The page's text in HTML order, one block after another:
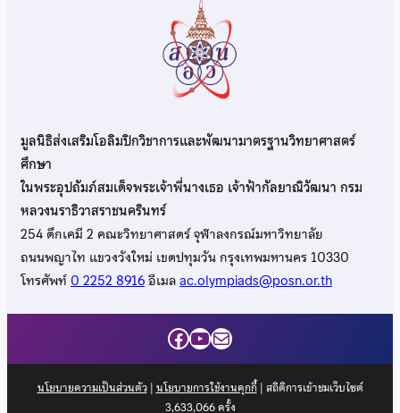
มูลนิธิส่งเสริมโอลิมปิกวิชาการและพัฒนามาตรฐานวิทยาศาสตร์
ศึกษา
ในพระอุปถัมภ์สมเด็จพระเจ้าพี่นางเธอ เจ้าฟ้ากัลยาณิวัฒนา กรม
หลวงนราธิวาสราชนครินทร์
254 ตึกเคมี 2 คณะวิทยาศาสตร์ จุฬาลงกรณ์มหาวิทยาลัย
ถนนพญาไท แขวงวังใหม่ เขตปทุมวัน กรุงเทพมหานคร 10330
โทรศัพท์0 2252 8916อีเมลac.olympiads@posn.or.th
Facebook
YouTube
Mail
นโยบายความเป็นส่วนตัว| นโยบายการใช้งานคุกกี้| สถิติการเข้าชมเว็บไซต์
3,633,066ครั้ง